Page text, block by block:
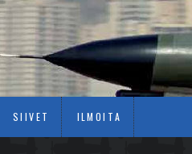
SIIVET ILMOITA